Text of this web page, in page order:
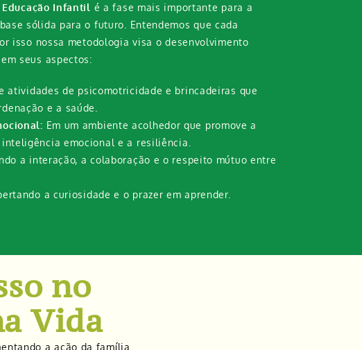
Educação Infantil é a fase mais importante para a
sólida para o futuro. Entendemos que cada
isso nossa metodologia visa o desenvolvimento
seus aspectos:
atividades de psicomotricidade e brincadeiras que
e a saúde.
Em um ambiente acolhedor que promove a
emocional e a resiliência.
a interação, a colaboração e o respeito mútuo entre
a curiosidade e o prazer em aprender.
no
Vida
a ação da família.